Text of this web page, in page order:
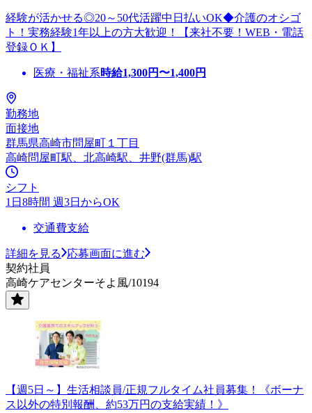
経験が活かせる◎20～50代活躍中日払いOK◆介護のオシゴ
ト！実務経験1年以上の方大歓迎！【来社不要！WEB・電話
登録ＯＫ】
医療・福祉系時給1,300円〜1,400円
勤務地
面接地
群馬県高崎市問屋町１丁目
高崎問屋町駅、北高崎駅、井野(群馬)駅
シフト
1日8時間 週3日からOK
交通費支給
詳細を見る
応募画面に進む
契約社員
高崎ケアセンターそよ風/10194
【週5日～】生活相談員/正規フルタイム社員募集！《ボーナ
ス以外の特別報酬、約53万円の支給実績！》